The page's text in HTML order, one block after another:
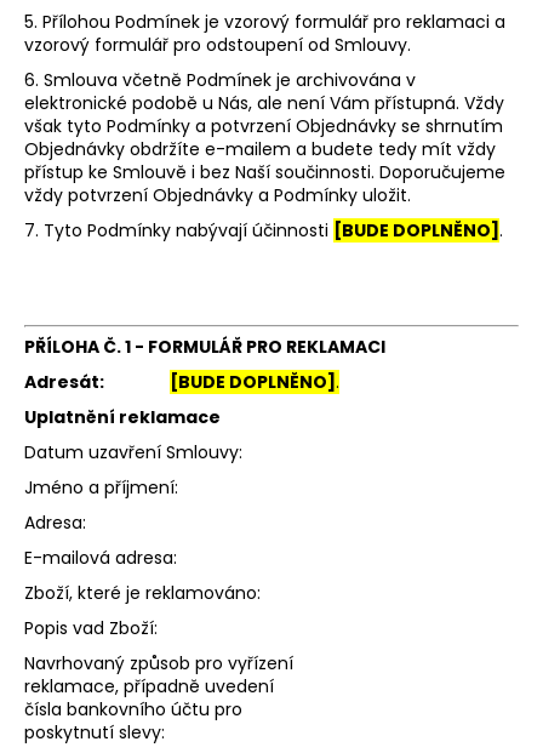
5. Přílohou Podmínek je vzorový formulář pro reklamaci a
vzorový formulář pro odstoupení od Smlouvy.
6. Smlouva včetně Podmínek je archivována v
elektronické podobě u Nás, ale není Vám přístupná. Vždy
však tyto Podmínky a potvrzení Objednávky se shrnutím
Objednávky obdržíte e-mailem a budete tedy mít vždy
přístup ke Smlouvě i bez Naší součinnosti. Doporučujeme
vždy potvrzení Objednávky a Podmínky uložit.
7. Tyto Podmínky nabývají účinnosti [BUDE DOPLNĚNO] .
PŘÍLOHA Č. 1 - FORMULÁŘ PRO REKLAMACI
Adresát:
[BUDE DOPLNĚNO] .
Uplatnění reklamace
Datum uzavření Smlouvy:
Jméno a příjmení:
Adresa:
E-mailová adresa:
Zboží, které je reklamováno:
Popis vad Zboží:
Navrhovaný způsob pro vyřízení
reklamace, případně uvedení
čísla bankovního účtu pro
poskytnutí slevy: